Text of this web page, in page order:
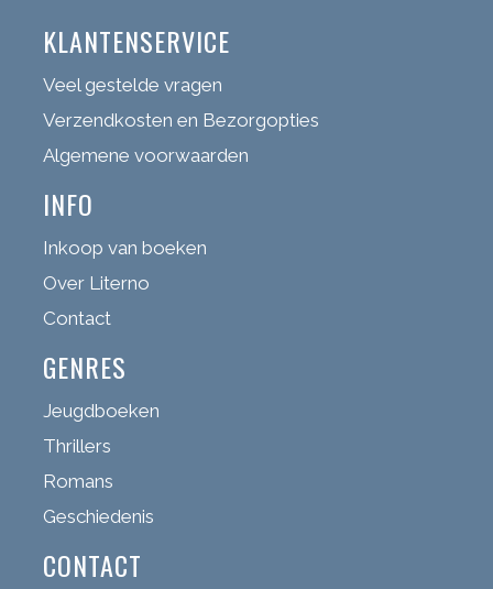
KLANTENSERVICE
Veel gestelde vragen
Verzendkosten en Bezorgopties
Algemene voorwaarden
INFO
Inkoop van boeken
Over Literno
Contact
GENRES
Jeugdboeken
Thrillers
Romans
Geschiedenis
CONTACT